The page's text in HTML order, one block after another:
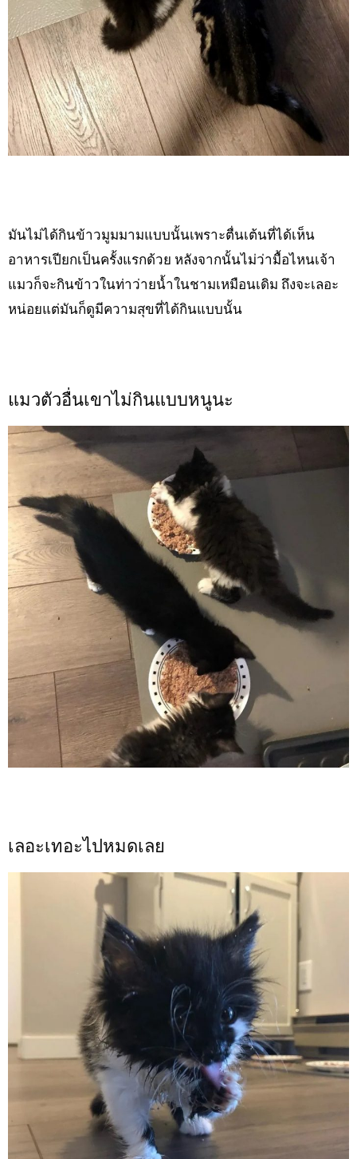
มันไม่ได้กินข้าวมูมมามแบบนั้นเพราะตื่นเต้นที่ได้เห็น
อาหารเปียกเป็นครั้งแรกด้วย หลังจากนั้นไม่ว่ามื้อไหนเจ้า
แมวก็จะกินข้าวในท่าว่ายน้ำในชามเหมือนเดิม ถึงจะเลอะ
หน่อยแต่มันก็ดูมีความสุขที่ได้กินแบบนั้น
แมวตัวอื่นเขาไม่กินแบบหนูนะ
เลอะเทอะไปหมดเลย